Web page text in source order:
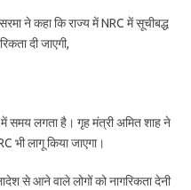
ने कहा कि राज्य में NRC में सूचीबद्ध
दी जाएगी,
समय लगता है। गृह मंत्री अमित शाह ने
भी लागू किया जाएगा।
से आने वाले लोगों को नागरिकता देनी